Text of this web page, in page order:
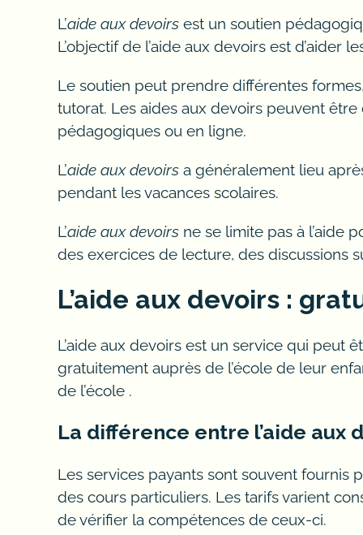
Services de tuteur scolaire,
aide aux devoirs, aide aux
Chimie, maths, physique,
programmation informatique, tda,
équipe, joindre, type, ressources
préparation à domicile.
Enseignant, entreprise, besoins,
nécessaire.
Un examen en english avec un
les élèves à l’école en physique afin de
accompagner aux examens du
invitons à contacter nos enseignants en
conditions des heures en rencontre
Un tuteur en ligne offre aux étudiants des
et de préparation aux examens permet
L’aide aux devoirsest un soutien
L’objectif de l’aide aux devoirs est
Le soutien peut prendre différentes
tutorat. Les aides aux devoirs peuvent
pédagogiques ou en ligne.
L’aide aux devoirsa généralement lieu
pendant les vacances scolaires.
L’aide aux devoirsne se limite pas à l’aide
des exercices de lecture, des discussions
L’aide aux devoirs :
L’aide aux devoirs est un service qui peut
gratuitement auprès de l’école de leur
de l’école .
La différence entre l’aide aux
Les services payants sont souvent fournis
des cours particuliers. Les tarifs varient
de vérifier la compétences de ceux-ci.